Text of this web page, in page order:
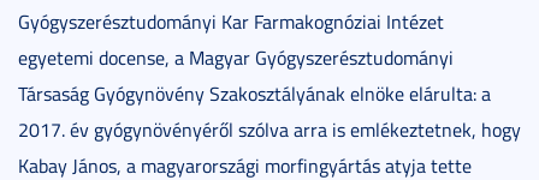
Gyógyszerésztudományi Kar Farmakognóziai Intézet
egyetemi docense, a Magyar Gyógyszerésztudományi
Társaság Gyógynövény Szakosztályának elnöke elárulta: a
2017. év gyógynövényéről szólva arra is emlékeztetnek, hogy
Kabay János, a magyarországi morfingyártás atyja tette